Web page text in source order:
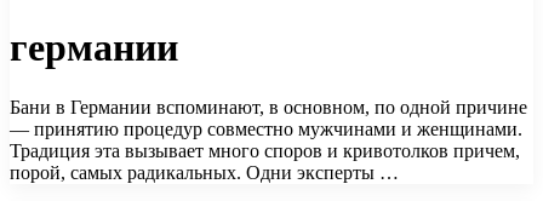
германии
​Бани в Германии вспоминают, в основном, по одной причине
— принятию процедур совместно мужчинами и женщинами.
Традиция эта вызывает много споров и кривотолков причем,
порой, самых радикальных. Одни эксперты …